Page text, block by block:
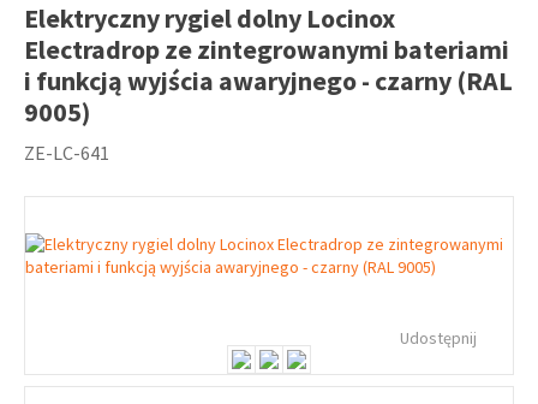
Elektryczny rygiel dolny Locinox
Electradrop ze zintegrowanymi bateriami
i funkcją wyjścia awaryjnego - czarny (RAL
9005)
ZE-LC-641
Udostępnij